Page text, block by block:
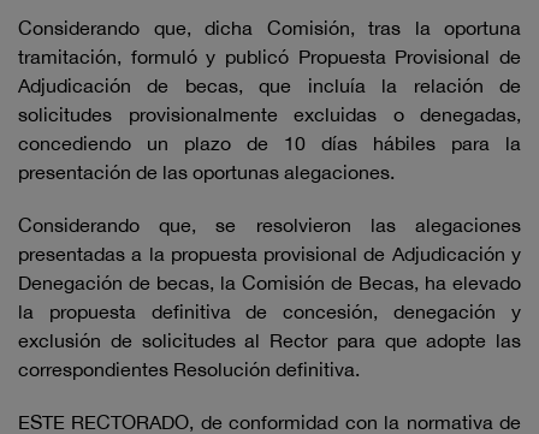
Considerando que, dicha Comisión, tras la oportuna
tramitación, formuló y publicó Propuesta Provisional de
Adjudicación de becas, que incluía la relación de
solicitudes provisionalmente excluidas o denegadas,
concediendo un plazo de 10 días hábiles para la
presentación de las oportunas alegaciones.
Considerando que, se resolvieron las alegaciones
presentadas a la propuesta provisional de Adjudicación y
Denegación de becas, la Comisión de Becas, ha elevado
la propuesta definitiva de concesión, denegación y
exclusión de solicitudes al Rector para que adopte las
correspondientes Resolución definitiva.
ESTE RECTORADO, de conformidad con la normativa de